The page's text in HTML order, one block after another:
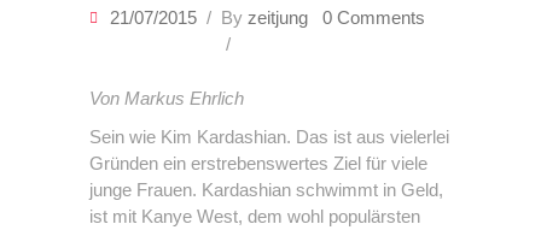
21/07/2015 By zeitjung 0 Comments
Von Markus Ehrlich
Sein wie Kim Kardashian. Das ist aus vielerlei
Gründen ein erstrebenswertes Ziel für viele
junge Frauen. Kardashian schwimmt in Geld,
ist mit Kanye West, dem wohl populärsten